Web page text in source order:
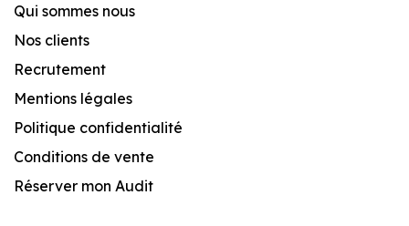
Qui sommes nous
Nos clients
Recrutement
Mentions légales
Politique confidentialité
Conditions de vente
Réserver mon Audit